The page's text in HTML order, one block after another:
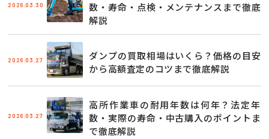
2026.03.30
数・寿命・点検・メンテナンスまで徹底
解説
2026.03.27
ダンプの買取相場はいくら？価格の目安
から高額査定のコツまで徹底解説
2026.03.27
高所作業車の耐用年数は何年？法定年
数・実際の寿命・中古購入のポイントま
で徹底解説